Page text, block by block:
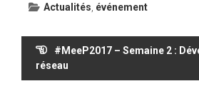
Actualités événement
Navigation
l’article
#MeeP2017 – Semaine 2 :
réseau